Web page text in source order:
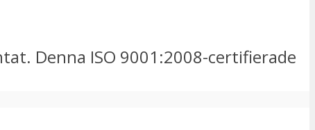
Denna ISO 9001:2008-certifierade